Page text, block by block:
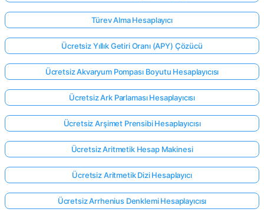
Türev Alma Hesaplayıcı
Ücretsiz Yıllık Getiri Oranı (APY) Çözücü
Ücretsiz Akvaryum Pompası Boyutu Hesaplayıcısı
Ücretsiz Ark Parlaması Hesaplayıcısı
Ücretsiz Arşimet Prensibi Hesaplayıcısı
Ücretsiz Aritmetik Hesap Makinesi
Ücretsiz Aritmetik Dizi Hesaplayıcı
Ücretsiz Arrhenius Denklemi Hesaplayıcısı